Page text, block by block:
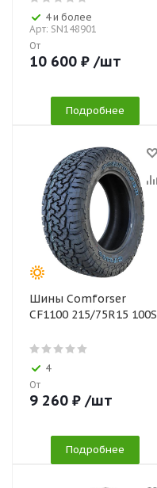
4 и более
Арт: SN148901
От
10 600 ₽ /шт
Подробнее
Шины Comforser
CF1100 215/75R15 100S
4
От
9 260 ₽ /шт
Подробнее